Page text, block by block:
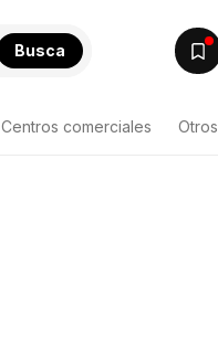
Busca
Centros comerciales Otros